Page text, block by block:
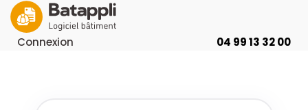
Connexion 04 99 13 32 00